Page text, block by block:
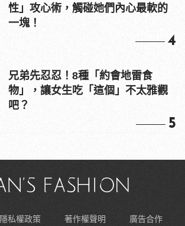
性」攻心術，觸碰她們內心最軟的
一塊！
4
兄弟先忍忍！8種「約會地雷食
物」，讓女生吃「這個」不太雅觀
吧？
5
隱私權政策 著作權聲明 廣告合作